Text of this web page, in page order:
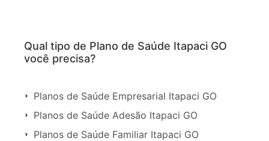
Qual tipo de Plano de Saúde Itapaci GO
você precisa?
Planos de Saúde Empresarial Itapaci GO
Planos de Saúde Adesão Itapaci GO
Planos de Saúde Familiar Itapaci GO